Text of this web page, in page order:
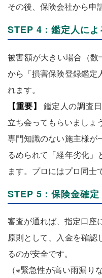
その後、保険会社から申
STEP 4：鑑定人によ
被害額が大きい場合（
から「損害保険登録鑑定
れます。
【重要】
鑑定人の調査
立ち会ってもらいましょう
専門知識のない施主様が
るめられて「経年劣化」
ます。プロにはプロ同士
STEP 5：保険金確
審査が通れば、指定口座
原則として、入金を確認
るのが安全です。
（※緊急性が高い雨漏り